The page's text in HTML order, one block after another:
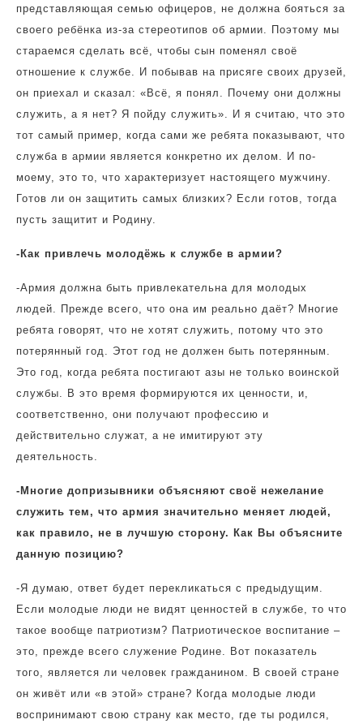
представляющая семью офицеров, не должна бояться за
своего ребёнка из-за стереотипов об армии. Поэтому мы
стараемся сделать всё, чтобы сын поменял своё
отношение к службе. И побывав на присяге своих друзей,
он приехал и сказал: «Всё, я понял. Почему они должны
служить, а я нет? Я пойду служить». И я считаю, что это
тот самый пример, когда сами же ребята показывают, что
служба в армии является конкретно их делом. И по-
моему, это то, что характеризует настоящего мужчину.
Готов ли он защитить самых близких? Если готов, тогда
пусть защитит и Родину.
-Как привлечь молодёжь к службе в армии?
-Армия должна быть привлекательна для молодых
людей. Прежде всего, что она им реально даёт? Многие
ребята говорят, что не хотят служить, потому что это
потерянный год. Этот год не должен быть потерянным.
Это год, когда ребята постигают азы не только воинской
службы. В это время формируются их ценности, и,
соответственно, они получают профессию и
действительно служат, а не имитируют эту
деятельность.
-Многие допризывники объясняют своё нежелание
служить тем, что армия значительно меняет людей,
как правило, не в лучшую сторону. Как Вы объясните
данную позицию?
-Я думаю, ответ будет перекликаться с предыдущим.
Если молодые люди не видят ценностей в службе, то что
такое вообще патриотизм? Патриотическое воспитание –
это, прежде всего служение Родине. Вот показатель
того, является ли человек гражданином. В своей стране
он живёт или «в этой» стране? Когда молодые люди
воспринимают свою страну как место, где ты родился,